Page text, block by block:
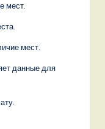
мест.
мест.
данные для